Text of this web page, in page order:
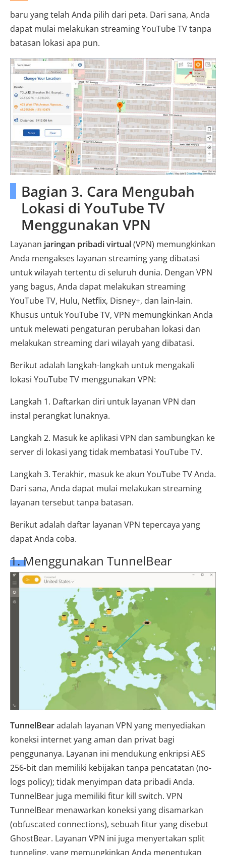
baru yang telah Anda pilih dari peta. Dari sana, Anda
dapat mulai melakukan streaming YouTube TV tanpa
batasan lokasi apa pun.
Bagian 3. Cara Mengubah
Lokasi di YouTube TV
Menggunakan VPN
Layanan jaringan pribadi virtual(VPN) memungkinkan
Anda mengakses layanan streaming yang dibatasi
untuk wilayah tertentu di seluruh dunia. Dengan VPN
yang bagus, Anda dapat melakukan streaming
YouTube TV, Hulu, Netflix, Disney+, dan lain-lain.
Khusus untuk YouTube TV, VPN memungkinkan Anda
untuk melewati pengaturan perubahan lokasi dan
melakukan streaming dari wilayah yang dibatasi.
Berikut adalah langkah-langkah untuk mengakali
lokasi YouTube TV menggunakan VPN:
Langkah 1. Daftarkan diri untuk layanan VPN dan
instal perangkat lunaknya.
Langkah 2. Masuk ke aplikasi VPN dan sambungkan ke
server di lokasi yang tidak membatasi YouTube TV.
Langkah 3. Terakhir, masuk ke akun YouTube TV Anda.
Dari sana, Anda dapat mulai melakukan streaming
layanan tersebut tanpa batasan.
Berikut adalah daftar layanan VPN tepercaya yang
dapat Anda coba.
1. Menggunakan TunnelBear
TunnelBearadalah layanan VPN yang menyediakan
koneksi internet yang aman dan privat bagi
penggunanya. Layanan ini mendukung enkripsi AES
256-bit dan memiliki kebijakan tanpa pencatatan (no-
logs policy); tidak menyimpan data pribadi Anda.
TunnelBear juga memiliki fitur kill switch. VPN
TunnelBear menawarkan koneksi yang disamarkan
(obfuscated connections), sebuah fitur yang disebut
GhostBear. Layanan VPN ini juga menyertakan split
tunneling, yang memungkinkan Anda menentukan